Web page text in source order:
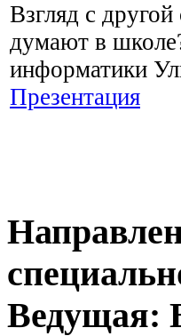
Взгляд с
думают в
информатики
Презентация
Ведущая: